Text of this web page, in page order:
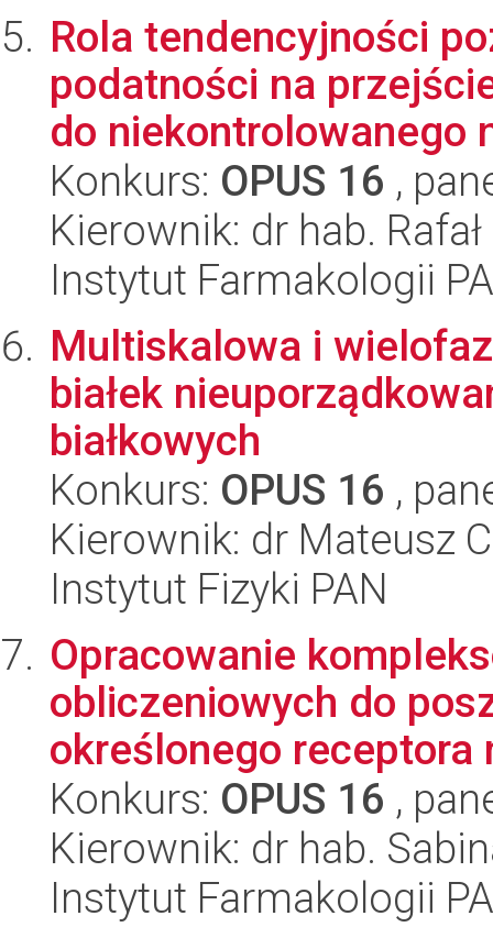
Rola tendencyjności
podatności na
do niekontrolowanego
Konkurs: OPUS 16 ,
Kierownik: dr hab. Rafał
Instytut Farmakologii
Multiskalowa i
białek
białkowych
Konkurs: OPUS 16 ,
Kierownik: dr Mateusz
Instytut Fizyki PAN
Opracowanie
obliczeniowych do
określonego receptora
Konkurs: OPUS 16 ,
Kierownik: dr hab.
Instytut Farmakologii